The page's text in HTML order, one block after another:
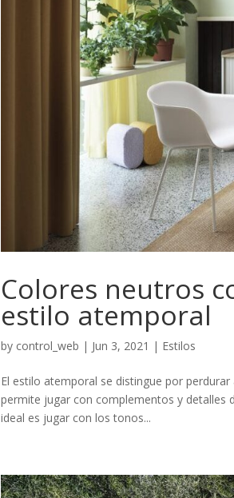
Colores neutros
estilo atemporal
by control_web | Jun 3, 2021 | Estilos
El estilo atemporal se distingue por
permite jugar con complementos y detalles
ideal es jugar con los tonos...